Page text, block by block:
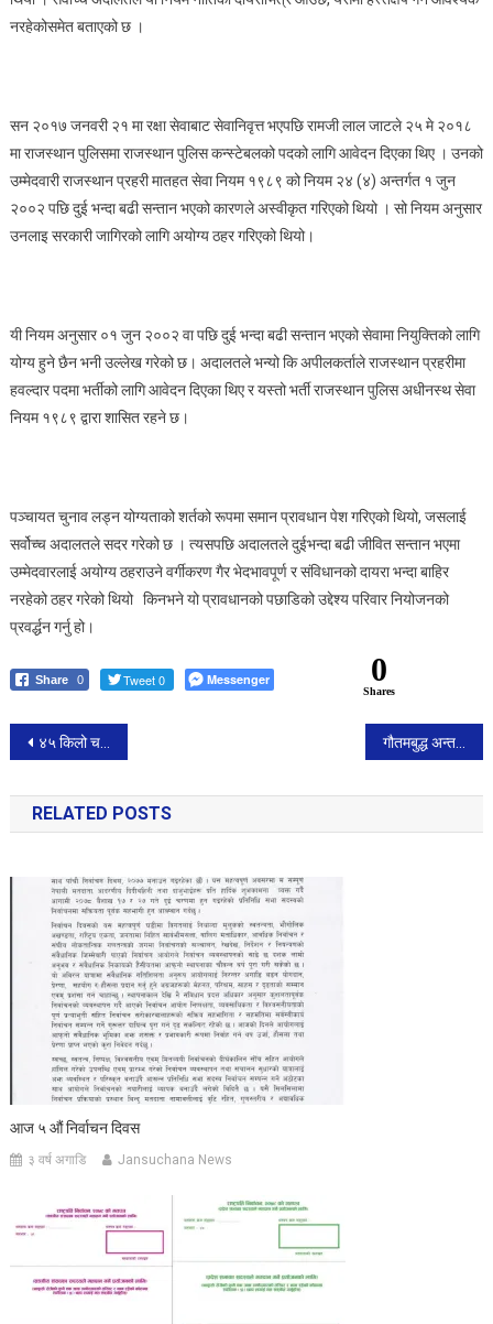
नरहेकोसमेत बताएको छ ।
सन २०१७ जनवरी २१ मा रक्षा सेवाबाट सेवानिवृत्त भएपछि रामजी लाल जाटले २५ मे २०१८
मा राजस्थान पुलिसमा राजस्थान पुलिस कन्स्टेबलको पदको लागि आवेदन दिएका थिए । उनको
उम्मेदवारी राजस्थान प्रहरी मातहत सेवा नियम १९८९ को नियम २४ (४) अन्तर्गत १ जुन
२००२ पछि दुई भन्दा बढी सन्तान भएको कारणले अस्वीकृत गरिएको थियो । सो नियम अनुसार
उनलाइ सरकारी जागिरको लागि अयोग्य ठहर गरिएको थियो।
यी नियम अनुसार ०१ जुन २००२ वा पछि दुई भन्दा बढी सन्तान भएको सेवामा नियुक्तिको लागि
योग्य हुने छैन भनी उल्लेख गरेको छ। अदालतले भन्यो कि अपीलकर्ताले राजस्थान प्रहरीमा
हवल्दार पदमा भर्तीको लागि आवेदन दिएका थिए र यस्तो भर्ती राजस्थान पुलिस अधीनस्थ सेवा
नियम १९८९ द्वारा शासित रहने छ।
पञ्चायत चुनाव लड्न योग्यताको शर्तको रूपमा समान प्रावधान पेश गरिएको थियो, जसलाई
सर्वोच्च अदालतले सदर गरेको छ । त्यसपछि अदालतले दुईभन्दा बढी जीवित सन्तान भएमा
उम्मेदवारलाई अयोग्य ठहराउने वर्गीकरण गैर भेदभावपूर्ण र संविधानको दायरा भन्दा बाहिर
नरहेको ठहर गरेको थियो किनभने यो प्रावधानको पछाडिको उद्देश्य परिवार नियोजनको
प्रवर्द्धन गर्नु हो।
Share 0 Tweet 0 Messenger 0
Shares
Post
navigation
४५ किलो चरेससहित ३ जना पक्राउ गौतमबुद्ध अन्तर्राष्ट्रिय क्रिकेट रंगशाला निर्माण गर्न ठेक्का आह्वान
RELATED POSTS
आज ५ औं निर्वाचन दिवस
३ वर्ष अगाडि Jansuchana News